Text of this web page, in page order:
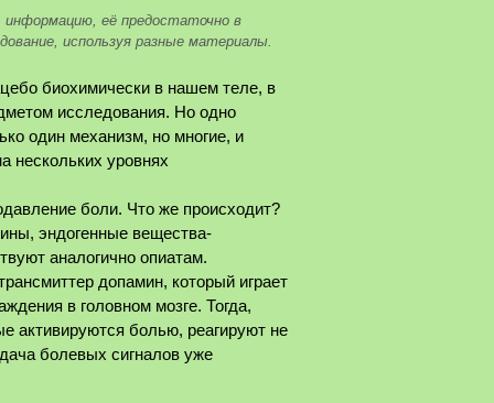
её предостаточно в
используя разные материалы.
биохимически в нашем теле, в
исследования. Но одно
один механизм, но многие, и
нескольких уровнях
боли. Что же происходит?
эндогенные вещества-
аналогично опиатам.
допамин, который играет
в головном мозге. Тогда,
активируются болью, реагируют не
болевых сигналов уже